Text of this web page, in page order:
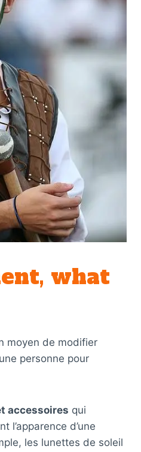
what
moyen de modifier
personne pour
accessoires qui
l’apparence d’une
les lunettes de soleil